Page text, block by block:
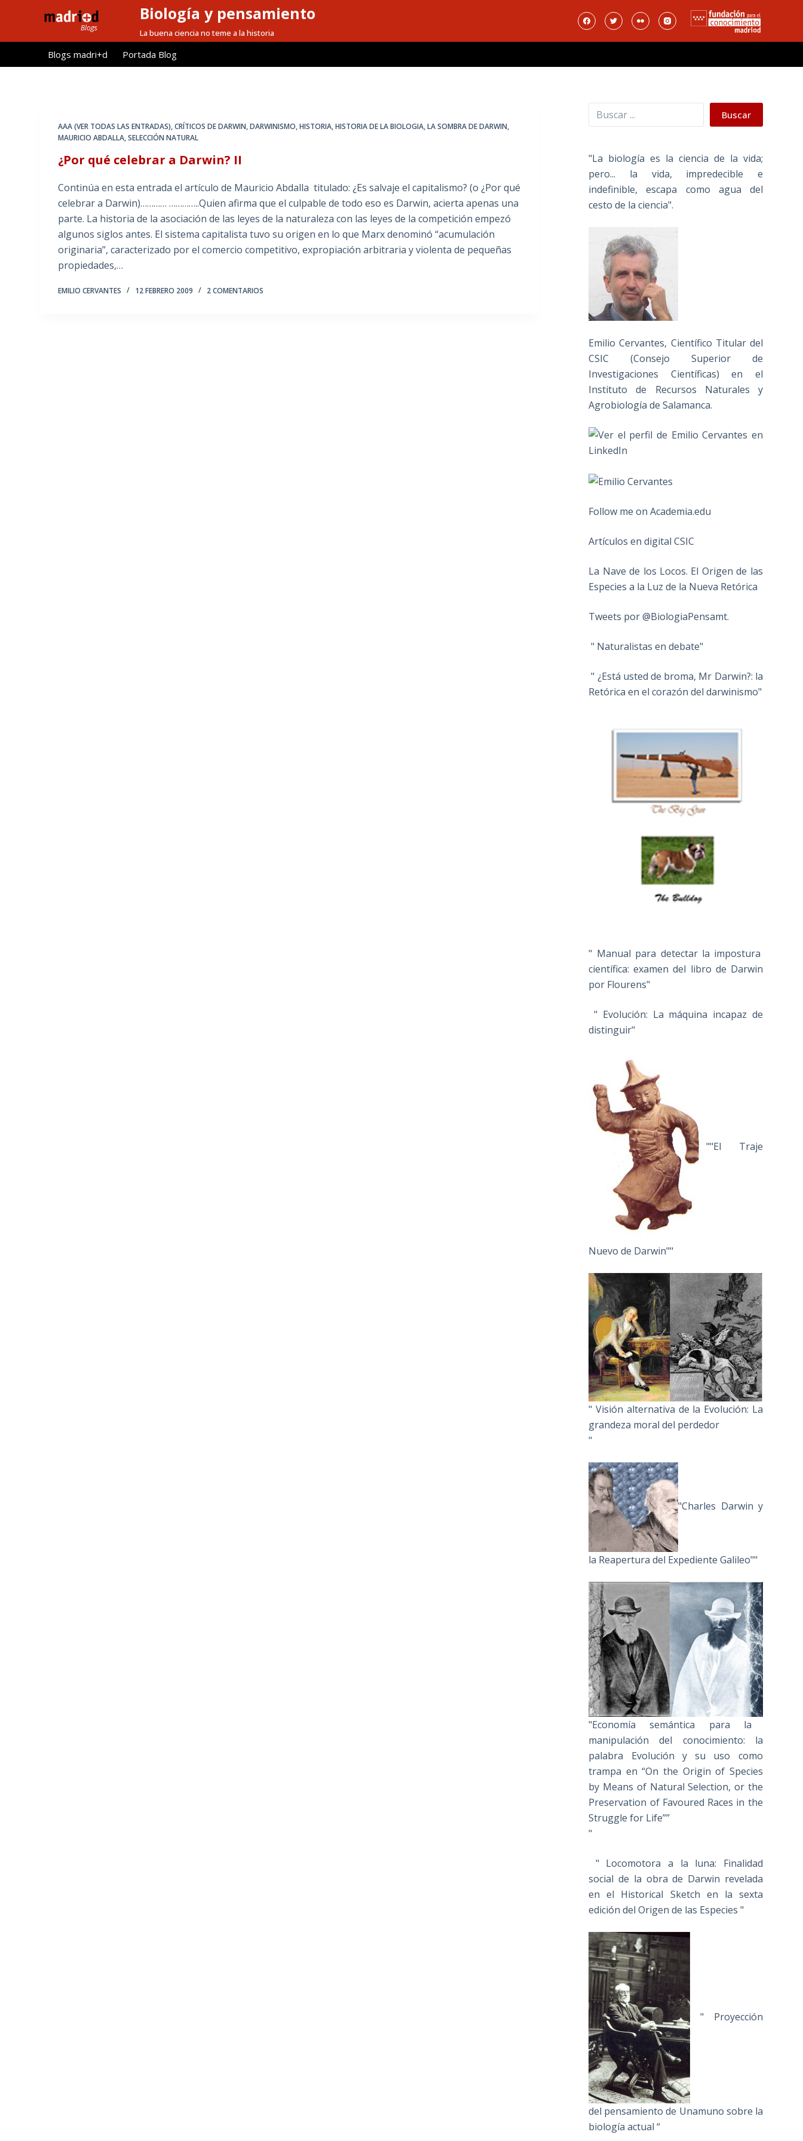
l
Biología y pensamiento
La buena ciencia no teme a la historia
Blogs madri+d Portada Blog
AAA (VER TODAS LAS ENTRADAS),CRÍTICOS DE DARWIN,DARWINISMO,HISTORIA,HISTORIA DE LA BIOLOGIA,LA SOMBRA DE DARWIN,
MAURICIO ABDALLA,SELECCIÓN NATURAL
¿Por qué celebrar a Darwin? II
Continúa en esta entrada el artículo de Mauricio Abdalla titulado: ¿Es salvaje el capitalismo? (o ¿Por qué
celebrar a Darwin)………… …………..Quien afirma que el culpable de todo eso es Darwin, acierta apenas una
parte. La historia de la asociación de las leyes de la naturaleza con las leyes de la competición empezó
algunos siglos antes. El sistema capitalista tuvo su origen en lo que Marx denominó “acumulación
originaria”, caracterizado por el comercio competitivo, expropiación arbitraria y violenta de pequeñas
propiedades,…
EMILIO CERVANTES 12 FEBRERO 2009 2 COMENTARIOS
Buscar Buscar
"La biología es la ciencia de la vida;
pero... la vida, impredecible e
indefinible, escapa como agua del
cesto de la ciencia".
Emilio Cervantes, Científico Titular del
CSIC (Consejo Superior de
Investigaciones Científicas) en el
Instituto de Recursos Naturales y
Agrobiología de Salamanca.
Follow me on Academia.edu
Artículos en digital CSIC
La Nave de los Locos. El Origen de las
Especies a la Luz de la Nueva Retórica
Tweets por @BiologiaPensamt.
" Naturalistas en debate"
" ¿Está usted de broma, Mr Darwin?: la
Retórica en el corazón del darwinismo"
" Manual para detectar la impostura
científica: examen del libro de Darwin
por Flourens"
" Evolución: La máquina incapaz de
distinguir"
""El Traje
Nuevo de Darwin""
" Visión alternativa de la Evolución: La
grandeza moral del perdedor
"
"Charles Darwin y
la Reapertura del Expediente Galileo""
"Economía semántica para la
manipulación del conocimiento: la
palabra Evolución y su uso como
trampa en “On the Origin of Species
by Means of Natural Selection, or the
Preservation of Favoured Races in the
Struggle for Life””
"
" Locomotora a la luna: Finalidad
social de la obra de Darwin revelada
en el Historical Sketch en la sexta
edición del Origen de las Especies "
" Proyección
del pensamiento de Unamuno sobre la
biología actual “